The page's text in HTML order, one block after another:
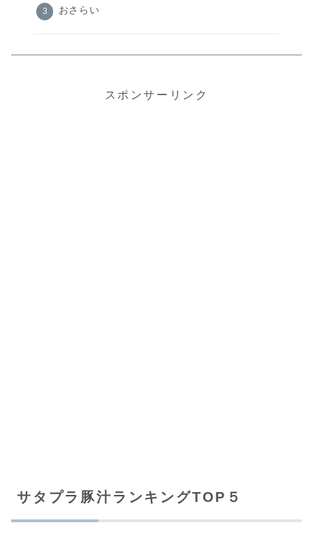
おさらい
スポンサーリンク
サタプラ豚汁ランキングTOP５